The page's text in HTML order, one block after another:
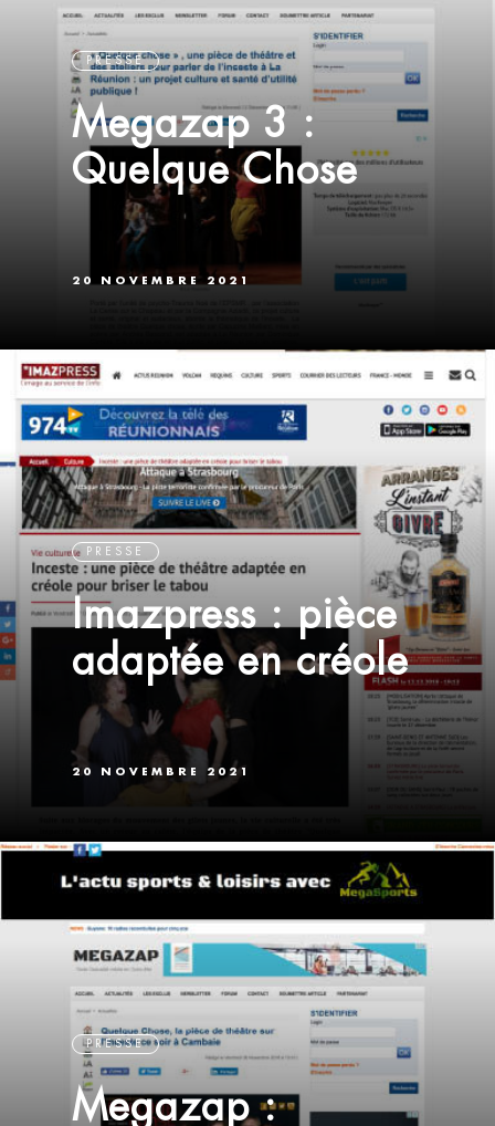
PRESSE
Megazap 3 :
Quelque Chose
20 NOVEMBRE 2021
PRESSE
Imazpress : pièce
adaptée en créole
20 NOVEMBRE 2021
PRESSE
Megazap :